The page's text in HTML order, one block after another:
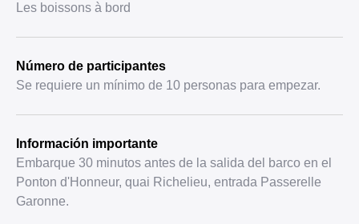
Les boissons à bord
Número de participantes
Se requiere un mínimo de 10 personas para empezar.
Información importante
Embarque 30 minutos antes de la salida del barco en el
Ponton d'Honneur, quai Richelieu, entrada Passerelle
Garonne.